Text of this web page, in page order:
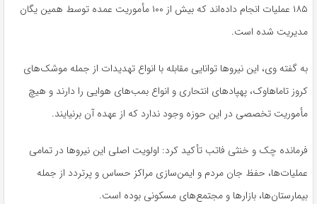
۱۸۵ عملیات انجام داده‌اند که بیش از ۱۰۰ مأموریت عمده توسط همین یگان
مدیریت شده است.
به گفته وی، این نیروها توانایی مقابله با انواع تهدیدات از جمله موشک‌های
کروز تاماهاوک، پهپادهای انتحاری و انواع بمب‌های هوایی را دارند و هیچ
مأموریت تخصصی در این حوزه وجود ندارد که از عهده آن برنیایند.
فرمانده چک و خنثی فاتب تأکید کرد: اولویت اصلی این نیروها در تمامی
عملیات‌ها، حفظ جان مردم و ایمن‌سازی مراکز حساس و پرتردد از جمله
بیمارستان‌ها، بازارها و مجتمع‌های مسکونی بوده است.